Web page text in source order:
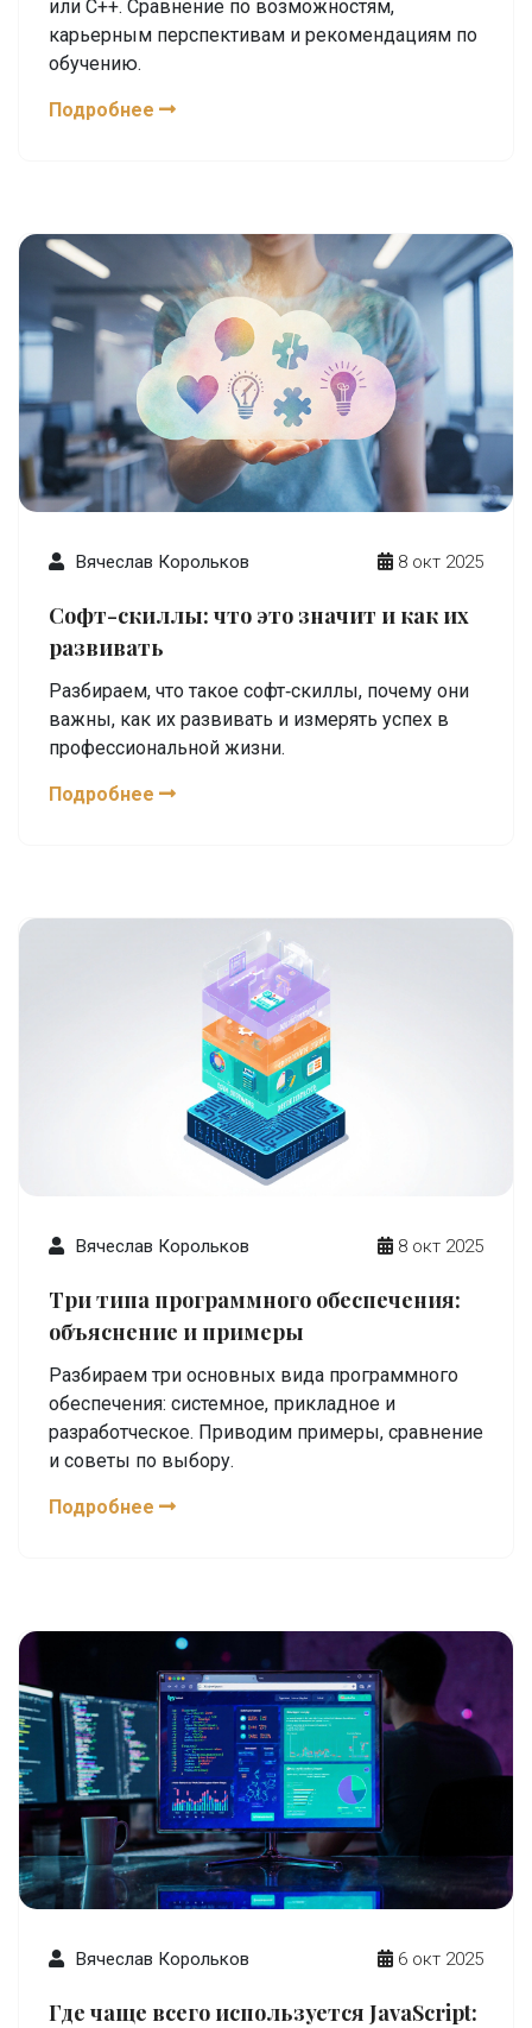
или C++. Сравнение по возможностям,
карьерным перспективам и рекомендациям по
обучению.
Подробнее
Вячеслав Корольков 8 окт 2025
Софт-скиллы: что это значит и как их
развивать
Разбираем, что такое софт‑скиллы, почему они
важны, как их развивать и измерять успех в
профессиональной жизни.
Подробнее
Вячеслав Корольков 8 окт 2025
Три типа программного обеспечения:
объяснение и примеры
Разбираем три основных вида программного
обеспечения: системное, прикладное и
разработческое. Приводим примеры, сравнение
и советы по выбору.
Подробнее
Вячеслав Корольков 6 окт 2025
Где чаще всего используется JavaScript: